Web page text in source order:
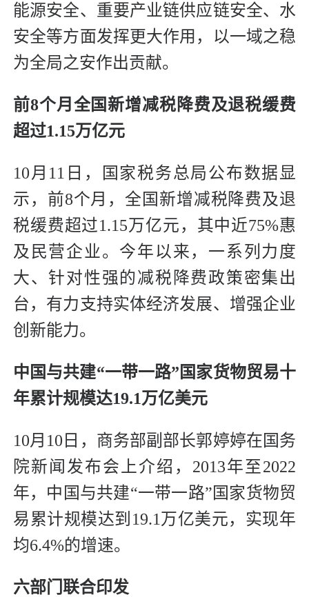
能源安全、重要产业链供应链安全、水
安全等方面发挥更大作用，以一域之稳
为全局之安作出贡献。
前8个月全国新增减税降费及退税缓费
超过1.15万亿元
10月11日，国家税务总局公布数据显
示，前8个月，全国新增减税降费及退
税缓费超过1.15万亿元，其中近75%惠
及民营企业。今年以来，一系列力度
大、针对性强的减税降费政策密集出
台，有力支持实体经济发展、增强企业
创新能力。
中国与共建“一带一路”国家货物贸易十
年累计规模达19.1万亿美元
10月10日，商务部副部长郭婷婷在国务
院新闻发布会上介绍，2013年至2022
年，中国与共建“一带一路”国家货物贸
易累计规模达到19.1万亿美元，实现年
均6.4%的增速。
六部门联合印发